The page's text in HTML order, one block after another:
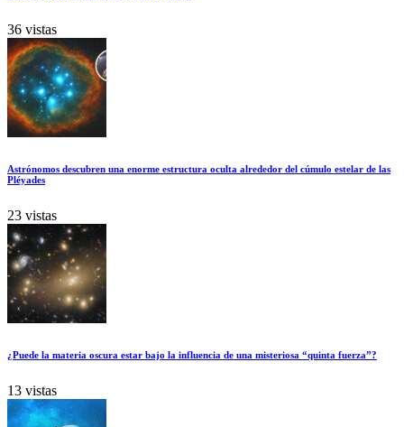
36 vistas
Astrónomos descubren una enorme estructura oculta alrededor del cúmulo estelar de las
Pléyades
23 vistas
¿Puede la materia oscura estar bajo la influencia de una misteriosa “quinta fuerza”?
13 vistas